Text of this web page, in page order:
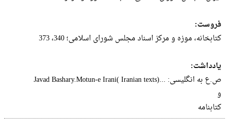
فروست:
کتابخانه، موزه و مرکز اسناد مجلس شورای اسلامی‏‫؛ 340، 373
یادداشت:
‏‫ص.ع به انگلیسی: ‭‭‭ Javad Bashary.Motun-e Irani( Iranian texts)...
و
کتابنامه